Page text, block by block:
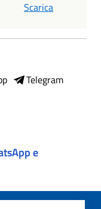
Scarica
Telegram
e